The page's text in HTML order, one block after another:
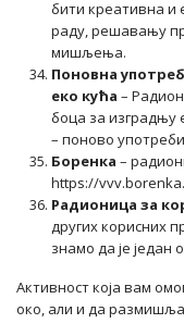
бити креативна и
раду, решавању
мишљења.
Поновна
еко кућа –
боца за изградњу
– поново
Боренка –
https://
Радионица за
других корисних
знамо да је један
Активност која вам
око, али и да